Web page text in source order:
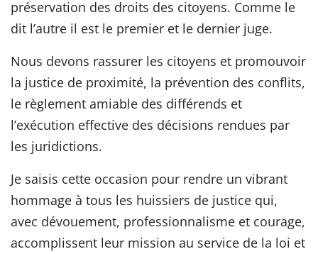
préservation des droits des citoyens. Comme le
dit l’autre il est le premier et le dernier juge.
Nous devons rassurer les citoyens et promouvoir
la justice de proximité, la prévention des conflits,
le règlement amiable des différends et
l’exécution effective des décisions rendues par
les juridictions.
Je saisis cette occasion pour rendre un vibrant
hommage à tous les huissiers de justice qui,
avec dévouement, professionnalisme et courage,
accomplissent leur mission au service de la loi et